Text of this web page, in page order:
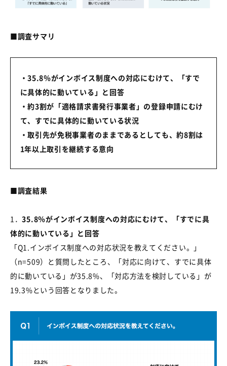
■調査サマリ
・35.8％がインボイス制度への対応にむけて、「すで
に具体的に動いている」と回答
・約3割が「適格請求書発行事業者」の登録申請にむけ
て、すでに具体的に動いている状況
・取引先が免税事業者のままであるとしても、約8割は
1年以上取引を継続する意向
■調査結果
1．35.8％がインボイス制度への対応にむけて、「すでに具
体的に動いている」と回答
「Q1. インボイス制度への対応状況を教えてください。」
（n=509）と質問したところ、「対応に向けて、すでに具体
的に動いている」が35.8%、「対応方法を検討している」が
19.3%という回答となりました。